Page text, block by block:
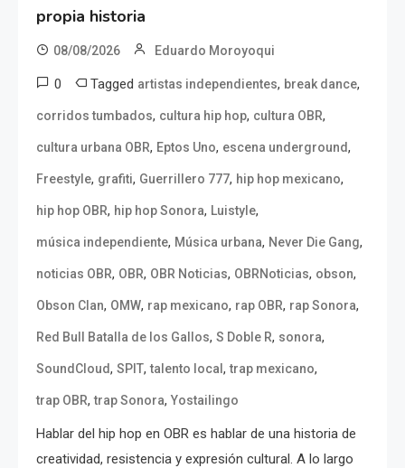
propia historia
08/08/2026 Eduardo Moroyoqui
0 Tagged artistas independientes, break dance,
corridos tumbados, cultura hip hop, cultura OBR,
cultura urbana OBR, Eptos Uno, escena underground,
Freestyle, grafiti, Guerrillero 777, hip hop mexicano,
hip hop OBR, hip hop Sonora, Luistyle,
música independiente, Música urbana, Never Die Gang,
noticias OBR, OBR, OBR Noticias, OBRNoticias, obson,
Obson Clan, OMW, rap mexicano, rap OBR, rap Sonora,
Red Bull Batalla de los Gallos, S Doble R, sonora,
SoundCloud, SPIT,talento local,trap mexicano,
trap OBR,trap Sonora, Yostailingo
Hablar del hip hop en OBR es hablar de una historia de
creatividad, resistencia y expresión cultural. A lo largo